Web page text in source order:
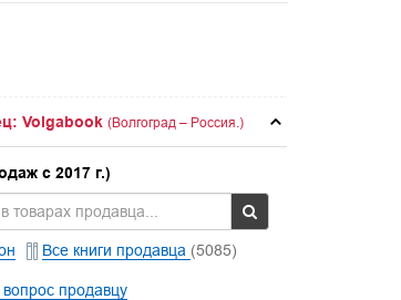
Volgabook (Волгоград – Россия.)
с 2017 г.)
Все книги продавца (5085)
вопрос продавцу